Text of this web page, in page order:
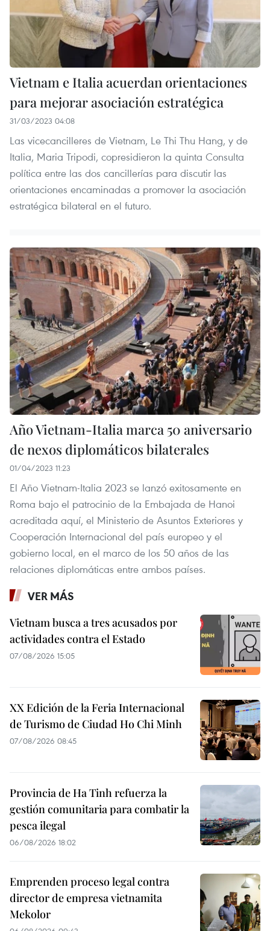
Vietnam e Italia acuerdan orientaciones
para mejorar asociación estratégica
31/03/2023 04:08
Las vicecancilleres de Vietnam, Le Thi Thu Hang, y de
Italia, Maria Tripodi, copresidieron la quinta Consulta
política entre las dos cancillerías para discutir las
orientaciones encaminadas a promover la asociación
estratégica bilateral en el futuro.
Año Vietnam-Italia marca 50 aniversario
de nexos diplomáticos bilaterales
01/04/2023 11:23
El Año Vietnam-Italia 2023 se lanzó exitosamente en
Roma bajo el patrocinio de la Embajada de Hanoi
acreditada aquí, el Ministerio de Asuntos Exteriores y
Cooperación Internacional del país europeo y el
gobierno local, en el marco de los 50 años de las
relaciones diplomáticas entre ambos países.
VER MÁS
Vietnam busca a tres acusados por
actividades contra el Estado
07/08/2026 15:05
XX Edición de la Feria Internacional
de Turismo de Ciudad Ho Chi Minh
07/08/2026 08:45
Provincia de Ha Tinh refuerza la
gestión comunitaria para combatir la
pesca ilegal
06/08/2026 18:02
Emprenden proceso legal contra
director de empresa vietnamita
Mekolor